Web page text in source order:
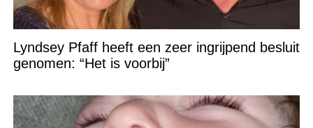
Lyndsey Pfaff heeft een zeer ingrijpend besluit
genomen: “Het is voorbij”